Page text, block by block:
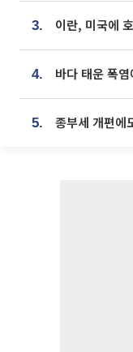
3.
4. 바다 태운 폭
5.